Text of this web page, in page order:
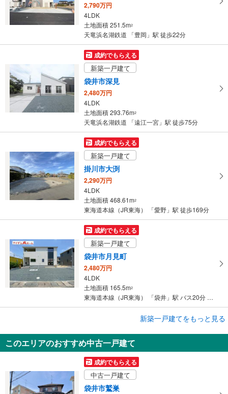
2,790万円
4LDK
土地面積 251.5m2
天竜浜名湖鉄道 「豊岡」駅 徒歩22分
成約でもらえる
新築一戸建て
袋井市深見
2,480万円
4LDK
土地面積 293.76m2
天竜浜名湖鉄道 「遠江一宮」駅 徒歩75分
成約でもらえる
新築一戸建て
掛川市大渕
2,290万円
4LDK
土地面積 468.61m2
東海道本線（JR東海） 「愛野」駅 徒歩169分
成約でもらえる
新築一戸建て
袋井市月見町
2,480万円
4LDK
土地面積 165.5m2
東海道本線（JR東海） 「袋井」駅 バス20分 山梨郵便局前 バス停下車 徒歩4分
湖西市梅田
2,790万円
4LDK
土地面積 177.04m
東海道本線（JR東海） 「新所原」駅 徒歩8分
新築一戸建てをもっと見る
このエリアのおすすめ中古一戸建て
成約でもらえる
中古一戸建て
袋井市鷲巣